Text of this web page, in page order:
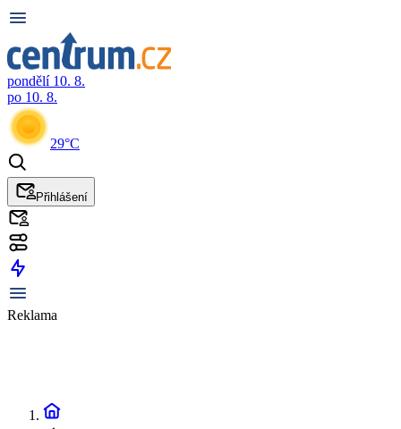
pondělí 10. 8.
po 10. 8.
29°C
Přihlášení
Reklama